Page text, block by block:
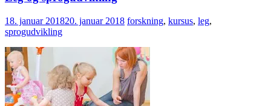
18. januar 201820. januar 2018 forskning, kursus, leg,
sprogudvikling